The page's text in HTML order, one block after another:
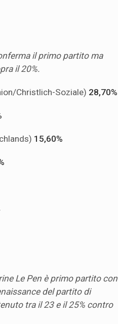
il primo partito ma
il 20%.
Christlich-Soziale) 28,70%
15,60%
Le Pen è primo partito con
del partito di
tra il 23 e il 25% contro